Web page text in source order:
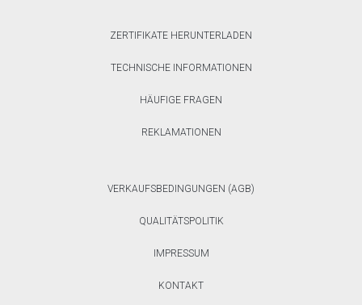
ZERTIFIKATE HERUNTERLADEN
TECHNISCHE INFORMATIONEN
HÄUFIGE FRAGEN
REKLAMATIONEN
VERKAUFSBEDINGUNGEN (AGB)
QUALITÄTSPOLITIK
IMPRESSUM
KONTAKT